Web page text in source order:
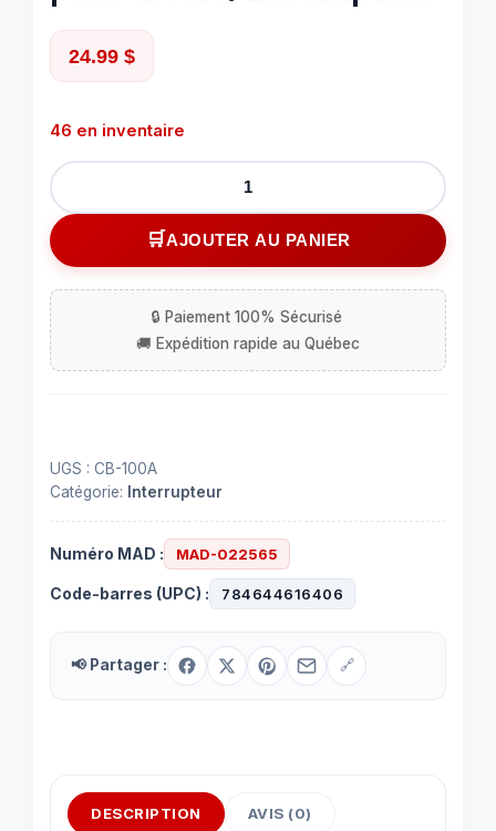
24.99 $
46 en inventaire
quantité
de
Interrupteur
de
pour
circuit
/
AJOUTER AU PANIER
UGS : CB-100A
Catégorie:
Interrupteur
Numéro MAD : MAD-022565
Code-barres (UPC) : 784644616406
📢 Partager : 🔗
DESCRIPTION AVIS (0)